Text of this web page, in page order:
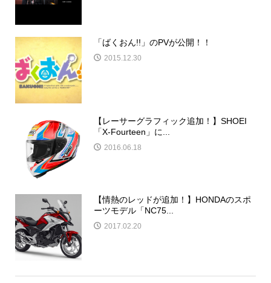
「ばくおん!!」のPVが公開！！
2015.12.30
【レーサーグラフィック追加！】SHOEI
「X-Fourteen」に...
2016.06.18
【情熱のレッドが追加！】HONDAのスポ
ーツモデル「NC75...
2017.02.20